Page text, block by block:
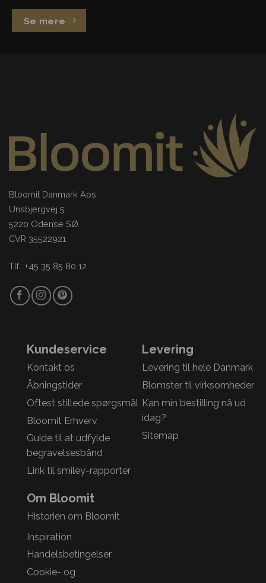
Se mere
Bloomit Danmark Aps
Unsbjergvej 5.
5220 Odense SØ
CVR 35522921
Tlf.: +45 35 85 80 12
Kundeservice
Kontakt os
Åbningstider
Oftest stillede spørgsmål
Bloomit Erhverv
Guide til at udfylde
begravelsesbånd
Link til smiley-rapporter
Levering
Levering til hele Danmark
Blomster til virksomheder
Kan min bestilling nå ud
idag?
Sitemap
Om Bloomit
Historien om Bloomit
Inspiration
Handelsbetingelser
Cookie- og